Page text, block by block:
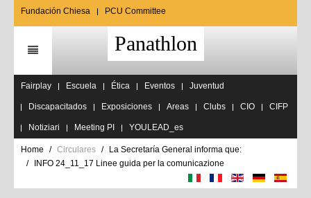
Fundación Chiesa PCU Committee
Panathlon
Fairplay Escuela Ética Eventos Juventud
Discapacitados Exposiciones Areas Clubs CIO CIFP
Notiziari Meeting PI YOULEAD_es
Home Circulares
La Secretaría General informa que:
INFO 24_11_17 Linee guida per la comunicazione